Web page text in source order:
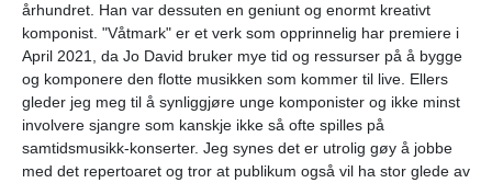
århundret. Han var dessuten en geniunt og enormt kreativt
komponist. "Våtmark" er et verk som opprinnelig har premiere i
April 2021, da Jo David bruker mye tid og ressurser på å bygge
og komponere den flotte musikken som kommer til live. Ellers
gleder jeg meg til å synliggjøre unge komponister og ikke minst
involvere sjangre som kanskje ikke så ofte spilles på
samtidsmusikk-konserter. Jeg synes det er utrolig gøy å jobbe
med det repertoaret og tror at publikum også vil ha stor glede av